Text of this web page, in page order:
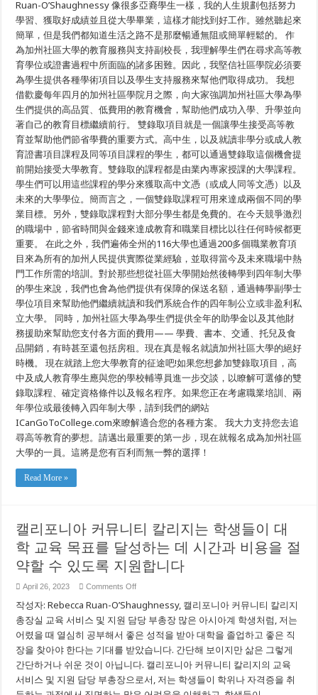
區
大
學
是
幫
助
學
生
們
實
現
高
等
教
育
目
標
比
最
高
的
選
擇
Ruan-O’Shaughnessy 像很多亞裔學生一樣，我的人生規劃包括努力
學習、獲取好成績並且從大學畢業，這樣才能找到好工作。雖然聽起來
簡單，但是我們都知道生活之路不是那麼暢通無阻或簡單輕鬆的。 作
為加州社區大學的教育服務與支持副校長，我理解學生們在尋求高等教
育學位或證書過程中所面臨的諸多困難。因此，我堅信社區學院必須要
為學生提供各種學術項目以及學生支持服務來幫他們取得成功。 我想
借歡慶每年四月的加州社區學院月之際，向大家強調加州社區大學為學
生們提供的高品質、低費用的教育機會，幫助他們成功入學、升學並向
著自己的教育目標繼續前行。 雙錄取項目就是一個讓學生接受高等教
育並幫助他們節省學費的重要方式。高中生，以及就讀非學分或成人教
育證書項目課程及同等項目課程的學生，都可以通過雙錄取這個機會提
前開始接受大學教育。雙錄取的課程都是由業內專家授課的大學課程。
學生們可以用這些課程的學分來獲取高中文憑（或成人同等文憑）以及
未來的大學學位。簡而言之，一個雙錄取課程可用來達成兩個不同的學
業目標。另外，雙錄取課程對大部分學生都是免費的。在今天競爭激烈
的職場中，節省時間與金錢來達成教育和職業目標比以往任何時候都更
重要。 在此之外，我們遍佈全州的116大學也通過200多個職業教育項
目來為所有的加州人民提供實際從業經驗，並取得當今及未來職場中熱
門工作所需的培訓。對於那些想從社區大學開始然後轉學到四年制大學
的學生來說，我們也會為他們提供有保障的保送名額，通過轉學副學士
學位項目來幫助他們繼續就讀和我們系統合作的四年制公立或非盈利私
立大學。 同時，加州社區大學為學生們提供全年的助學金以及其他財
務援助來幫助您支付各方面的費用—— 學費、書本、交通、托兒及食
品開銷，有時甚至還包括房租。現在真是報名就讀加州社區大學的絕好
時機。 現在就踏上您大學教育的征途吧!如果您想參加雙錄取項目，高
中及成人教育學生應與您的學校輔導員進一步交談，以瞭解可選修的雙
錄取課程、確定資格條件以及報名程序。如果您正在考慮職業培訓、兩
年學位或最後轉入四年制大學，請到我們的網站
ICanGoToCollege.com來瞭解適合您的各種方案。 我大力支持您去追
尋高等教育的夢想。請邁出最重要的第一步，現在就報名成為加州社區
大學的一員。這將是您有百利而無一弊的選擇！
Read More »
캘리포니아 커뮤니티 칼리지는 학생들이 대
학 교육 목표를 달성하는 데 시간과 비용을 절
약할 수 있도록 지원합니다
April 26, 2023 Comments Offon
리
포
니
아
커
니
티
칼
작성자: Rebecca Ruan-O’Shaughnessy, 캘리포니아 커뮤니티 칼리지
총장실 교육 서비스 및 지원 담당 부총장 많은 아시아계 학생처럼, 저는
어렸을 때 열심히 공부해서 좋은 성적을 받아 대학을 졸업하고 좋은 직
장을 찾아야 한다는 기대를 받았습니다. 간단해 보이지만 삶은 그렇게
간단하거나 쉬운 것이 아닙니다. 캘리포니아 커뮤니티 칼리지의 교육
서비스 및 지원 담당 부총장으로서, 저는 학생들이 학위나 자격증을 취